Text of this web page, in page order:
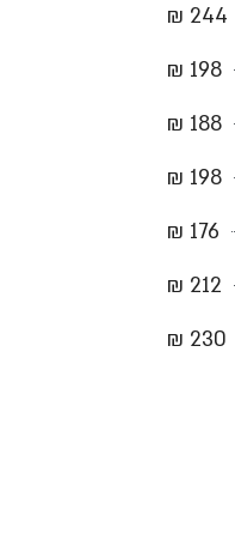
244 ₪
198 ₪
188 ₪
198 ₪
176 ₪
212 ₪
230 ₪